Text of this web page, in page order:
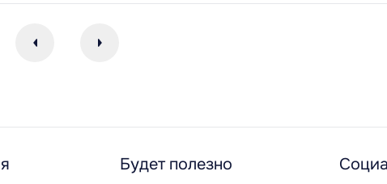
Будет полезно